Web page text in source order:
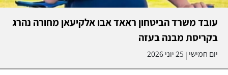
עובד משרד הביטחון ראאד אבו אלקיעאן מחורה נהרג
בקריסת מבנה בעזה
יום חמישי | 25 יוני 2026